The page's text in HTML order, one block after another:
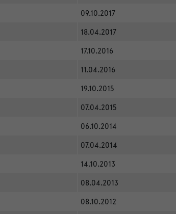
09.10.2017
18.04.2017
17.10.2016
11.04.2016
19.10.2015
07.04.2015
06.10.2014
07.04.2014
14.10.2013
08.04.2013
08.10.2012